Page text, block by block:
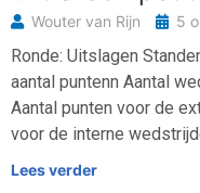
Wouter van Rijn 5
Ronde: Uitslagen
aantal puntenn Aantal
Aantal punten voor de
voor de interne
Lees verder